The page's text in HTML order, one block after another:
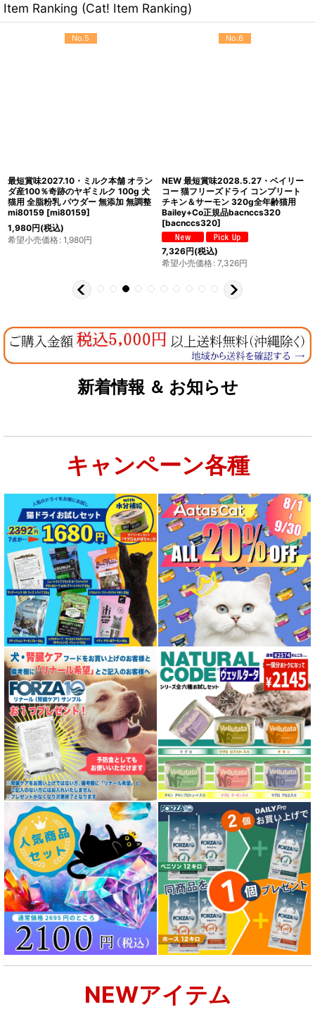
Item Ranking (Cat! Item Ranking)
No.5
最短賞味2027.10・ミルク本舗 オラン
ダ産100％奇跡のヤギミルク 100g 犬
猫用 全脂粉乳 パウダー 無添加 無調整
mi80159 [mi80159]
1,980円(税込)
希望小売価格: 1,980円
No.6
NEW 最短賞味2028.5.27・ベイリー
コー 猫フリーズドライ コンプリート
チキン＆サーモン 320g全年齢猫用
Bailey+Co正規品bacnccs320
[bacnccs320]
7,326円(税込)
希望小売価格: 7,326円
新着情報 ＆ お知らせ
キャンペーン各種
NEWアイテム